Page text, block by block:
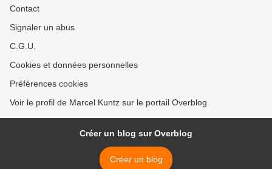
Contact
Signaler un abus
C.G.U.
Cookies et données personnelles
Préférences cookies
Voir le profil de Marcel Kuntz sur le portail Overblog
Créer un blog sur Overblog
Créer un blog